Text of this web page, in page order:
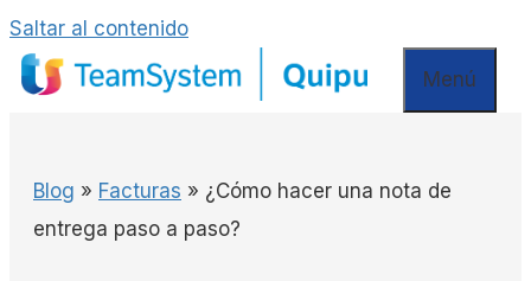
Saltar al contenido
Menú
Blog » Facturas » ¿Cómo hacer una nota de
entrega paso a paso?